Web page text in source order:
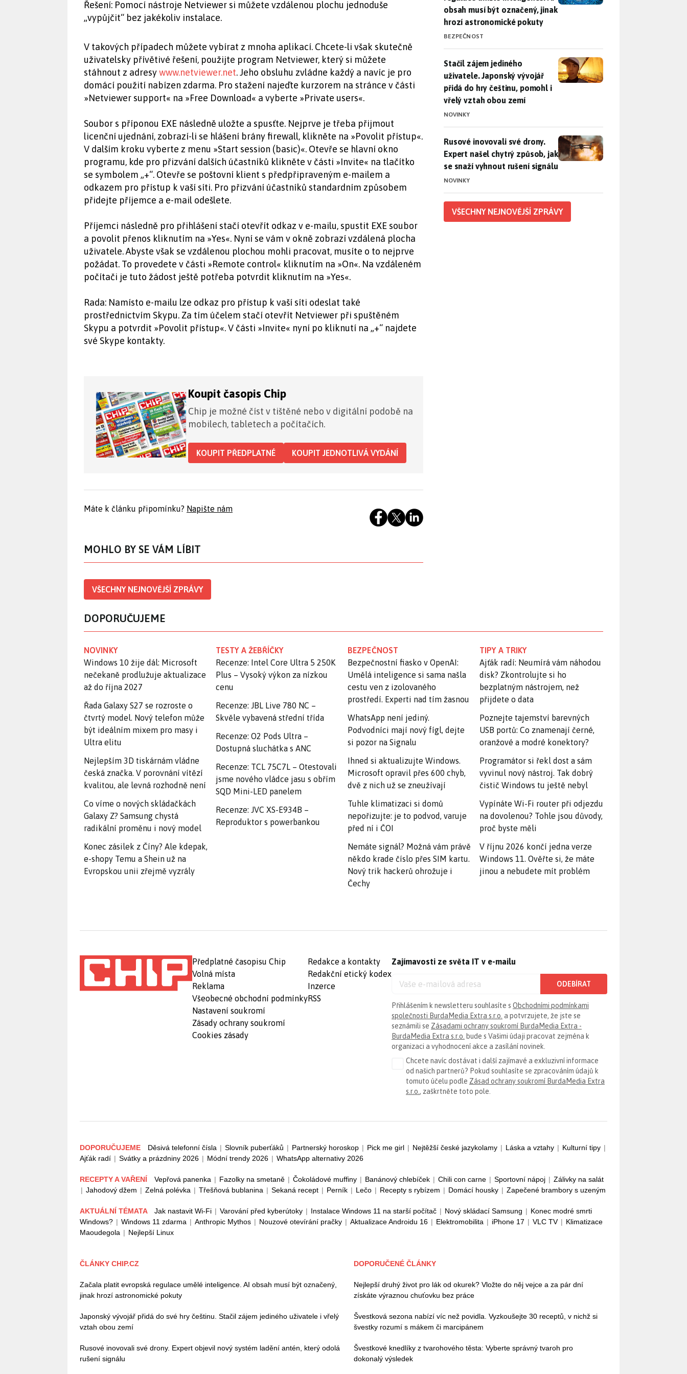
Řešení: Pomocí nástroje Netviewer si můžete vzdálenou plochu jednoduše
„vypůjčit“ bez jakékoliv instalace.
V takových případech můžete vybírat z mnoha aplikací. Chcete-li však skutečně
uživatelsky přívětivé řešení, použijte program Netviewer, který si můžete
stáhnout z adresywww.netviewer.net. Jeho obsluhu zvládne každý a navíc je pro
domácí použití nabízen zdarma. Pro stažení najeďte kurzorem na stránce v části
»Netviewer support« na »Free Download« a vyberte »Private users«.
Soubor s příponou EXE následně uložte a spusťte. Nejprve je třeba přijmout
licenční ujednání, zobrazí-li se hlášení brány firewall, klikněte na »Povolit přístup«.
V dalším kroku vyberte z menu »Start session (basic)«. Otevře se hlavní okno
programu, kde pro přizvání dalších účastníků klikněte v části »Invite« na tlačítko
se symbolem „+“. Otevře se poštovní klient s předpřipraveným e-mailem a
odkazem pro přístup k vaší síti. Pro přizvání účastníků standardním způsobem
přidejte příjemce a e-mail odešlete.
Příjemci následně pro přihlášení stačí otevřít odkaz v e-mailu, spustit EXE soubor
a povolit přenos kliknutím na »Yes«. Nyní se vám v okně zobrazí vzdálená plocha
uživatele. Abyste však se vzdálenou plochou mohli pracovat, musíte o to nejprve
požádat. To provedete v části »Remote control« kliknutím na »On«. Na vzdáleném
počítači je tuto žádost ještě potřeba potvrdit kliknutím na »Yes«.
Rada: Namísto e-mailu lze odkaz pro přístup k vaší síti odeslat také
prostřednictvím Skypu. Za tím účelem stačí otevřít Netviewer při spuštěném
Skypu a potvrdit »Povolit přístup«. V části »Invite« nyní po kliknutí na „+“ najdete
své Skype kontakty.
Koupit časopis Chip
Chip je možné číst v tištěné nebo v digitální podobě na
mobilech, tabletech a počítačích.
KOUPIT PŘEDPLATNÉ KOUPIT JEDNOTLIVÁ VYDÁNÍ
Máte k článku připomínku? Napište nám
MOHLO BY SE VÁM LÍBIT
VŠECHNY NEJNOVĚJŠÍ ZPRÁVY
obsah musí být označený, jinak
hrozí astronomické pokuty
BEZPEČNOST
Stačil zájem jediného uživatele. Japonský vývojář přidá do hry
Stačil zájem jediného
uživatele. Japonský vývojář
přidá do hry češtinu, pomohl i
vřelý vztah obou zemí
NOVINKY
Rusové inovovali své drony. Expert našel chytrý způsob, jak se
Rusové inovovali své drony.
Expert našel chytrý způsob, jak
se snaží vyhnout rušení signálu
NOVINKY
VŠECHNY NEJNOVĚJŠÍ ZPRÁVY
DOPORUČUJEME
NOVINKY
Windows 10 žije dál: Microsoft
nečekaně prodlužuje aktualizace
až do října 2027
Řada Galaxy S27 se rozroste o
čtvrtý model. Nový telefon může
být ideálním mixem pro masy i
Ultra elitu
Nejlepším 3D tiskárnám vládne
česká značka. V porovnání vítězí
kvalitou, ale levná rozhodně není
Co víme o nových skládačkách
Galaxy Z? Samsung chystá
radikální proměnu i nový model
Konec zásilek z Číny? Ale kdepak,
e-shopy Temu a Shein už na
Evropskou unii zřejmě vyzrály
TESTY A ŽEBŘÍČKY
Recenze: Intel Core Ultra 5 250K
Plus – Vysoký výkon za nízkou
cenu
Recenze: JBL Live 780 NC –
Skvěle vybavená střední třída
Recenze: O2 Pods Ultra –
Dostupná sluchátka s ANC
Recenze: TCL 75C7L – Otestovali
jsme nového vládce jasu s obřím
SQD Mini-LED panelem
Recenze: JVC XS-E934B –
Reproduktor s powerbankou
BEZPEČNOST
Bezpečnostní fiasko v OpenAI:
Umělá inteligence si sama našla
cestu ven z izolovaného
prostředí. Experti nad tím žasnou
WhatsApp není jediný.
Podvodníci mají nový fígl, dejte
si pozor na Signalu
Ihned si aktualizujte Windows.
Microsoft opravil přes 600 chyb,
dvě z nich už se zneužívají
Tuhle klimatizaci si domů
nepořizujte: je to podvod, varuje
před ní i ČOI
Nemáte signál? Možná vám právě
někdo krade číslo přes SIM kartu.
Nový trik hackerů ohrožuje i
Čechy
TIPY A TRIKY
Ajťák radí: Neumírá vám náhodou
disk? Zkontrolujte si ho
bezplatným nástrojem, než
přijdete o data
Poznejte tajemství barevných
USB portů: Co znamenají černé,
oranžové a modré konektory?
Programátor si řekl dost a sám
vyvinul nový nástroj. Tak dobrý
čistič Windows tu ještě nebyl
Vypínáte Wi-Fi router při odjezdu
na dovolenou? Tohle jsou důvody,
proč byste měli
V říjnu 2026 končí jedna verze
Windows 11. Ověřte si, že máte
jinou a nebudete mít problém
Předplatné časopisu Chip
Volná místa
Reklama
Všeobecné obchodní podmínky
Nastavení soukromí
Zásady ochrany soukromí
Cookies zásady
Redakce a kontakty
Redakční etický kodex
Inzerce
RSS
Zajímavosti ze světa IT v e-mailu
ODEBÍRAT
Přihlášením k newsletteru souhlasíte s Obchodními podmínkami
společnosti BurdaMedia Extra s.r.o. a potvrzujete, že jste se
seznámili se Zásadami ochrany soukromí BurdaMedia Extra -
BurdaMedia Extra s.r.o. bude s Vašimi údaji pracovat zejména k
organizaci a vyhodnocení akce a zasílání novinek.
Chcete navíc dostávat i další zajímavé a exkluzivní informace
od našich partnerů? Pokud souhlasíte se zpracováním údajů k
tomuto účelu podle Zásad ochrany soukromí BurdaMedia Extra
s.r.o. , zaškrtněte toto pole.
DOPORUČUJEME Děsivá telefonní čísla | Slovník puberťáků | Partnerský horoskop | Pick me girl | Nejtěžší české jazykolamy | Láska a vztahy | Kulturní tipy |
Ajťák radí | Svátky a prázdniny 2026 | Módní trendy 2026 | WhatsApp alternativy 2026
RECEPTY A VAŘENÍ Vepřová panenka | Fazolky na smetaně | Čokoládové muffiny | Banánový chlebíček | Chili con carne | Sportovní nápoj | Zálivky na salát
| Jahodový džem | Zelná polévka | Třešňová bublanina | Sekaná recept | Perník | Lečo | Recepty s rybízem | Domácí housky | Zapečené brambory s uzeným
AKTUÁLNÍ TÉMATA Jak nastavit Wi-Fi | Varování před kyberútoky | Instalace Windows 11 na starší počítač | Nový skládací Samsung | Konec modré smrti
Windows? | Windows 11 zdarma | Anthropic Mythos | Nouzové otevírání pračky | Aktualizace Androidu 16 | Elektromobilita | iPhone 17 | VLC TV | Klimatizace
Maoudegola | Nejlepší Linux
ČLÁNKY CHIP.CZ
Začala platit evropská regulace umělé inteligence. AI obsah musí být označený,
jinak hrozí astronomické pokuty
Japonský vývojář přidá do své hry češtinu. Stačil zájem jediného uživatele i vřelý
vztah obou zemí
Rusové inovovali své drony. Expert objevil nový systém ladění antén, který odolá
rušení signálu
DOPORUČENÉ ČLÁNKY
Nejlepší druhý život pro lák od okurek? Vložte do něj vejce a za pár dní
získáte výraznou chuťovku bez práce
Švestková sezona nabízí víc než povidla. Vyzkoušejte 30 receptů, v nichž si
švestky rozumí s mákem či marcipánem
Švestkové knedlíky z tvarohového těsta: Vyberte správný tvaroh pro
dokonalý výsledek